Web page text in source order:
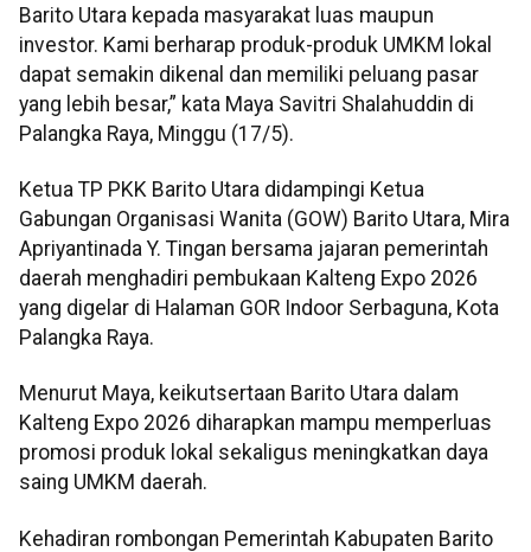
Barito Utara kepada masyarakat luas maupun
investor. Kami berharap produk-produk UMKM lokal
dapat semakin dikenal dan memiliki peluang pasar
yang lebih besar,” kata Maya Savitri Shalahuddin di
Palangka Raya, Minggu (17/5).
Ketua TP PKK Barito Utara didampingi Ketua
Gabungan Organisasi Wanita (GOW) Barito Utara, Mira
Apriyantinada Y. Tingan bersama jajaran pemerintah
daerah menghadiri pembukaan Kalteng Expo 2026
yang digelar di Halaman GOR Indoor Serbaguna, Kota
Palangka Raya.
Menurut Maya, keikutsertaan Barito Utara dalam
Kalteng Expo 2026 diharapkan mampu memperluas
promosi produk lokal sekaligus meningkatkan daya
saing UMKM daerah.
Kehadiran rombongan Pemerintah Kabupaten Barito